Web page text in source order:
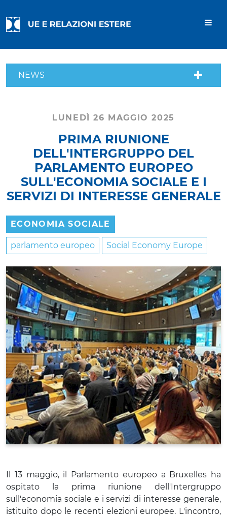
NEWS
LUNEDÌ 26 MAGGIO 2025
PRIMA RIUNIONE
DELL'INTERGRUPPO DEL
PARLAMENTO EUROPEO
SULL'ECONOMIA SOCIALE E I
SERVIZI DI INTERESSE GENERALE
ECONOMIA SOCIALE
parlamento europeo Social Economy Europe
Il 13 maggio, il Parlamento europeo a Bruxelles ha
ospitato la prima riunione dell'Intergruppo
sull'economia sociale e i servizi di interesse generale,
istituito dopo le recenti elezioni europee. L'incontro,